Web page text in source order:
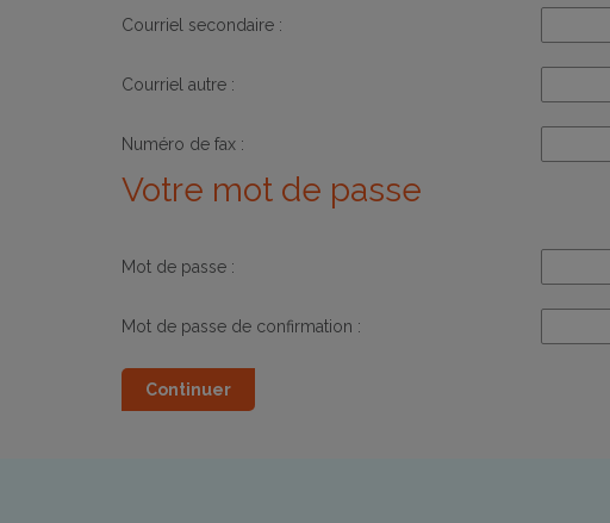
Courriel secondaire :
Courriel autre :
Numéro de fax :
Votre mot de passe
Mot de passe :
Mot de passe de confirmation :
Continuer